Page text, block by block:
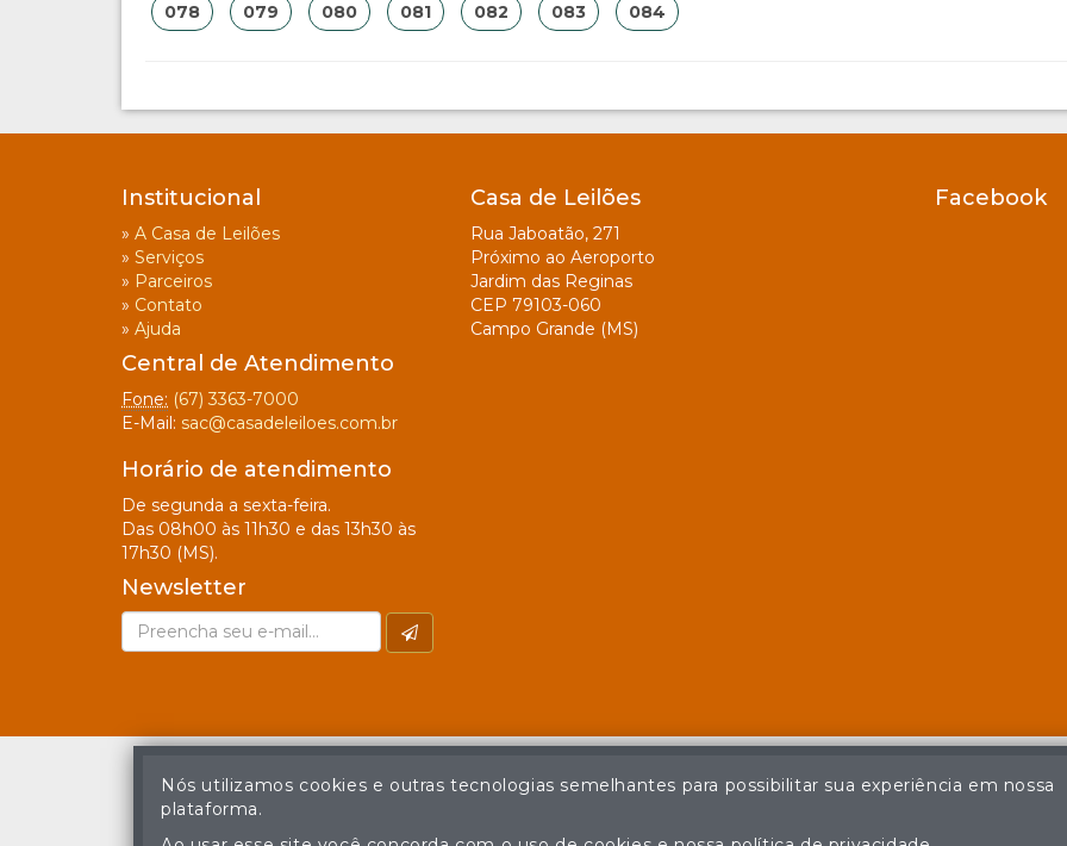
078 079 080 081 082 083 084
Institucional
» A Casa de Leilões
» Serviços
» Parceiros
» Contato
» Ajuda
Central de Atendimento
Fone: (67) 3363-7000
E-Mail: sac@casadeleiloes.com.br
Horário de atendimento
De segunda a sexta-feira.
Das 08h00 às 11h30 e das 13h30 às
17h30 (MS).
Newsletter
Casa de Leilões
Rua Jaboatão, 271
Próximo ao Aeroporto
Jardim das Reginas
CEP 79103-060
Campo Grande (MS)
Facebook
Nós utilizamos cookies e outras tecnologias semelhantes para possibilitar sua experiência em nossa
plataforma.